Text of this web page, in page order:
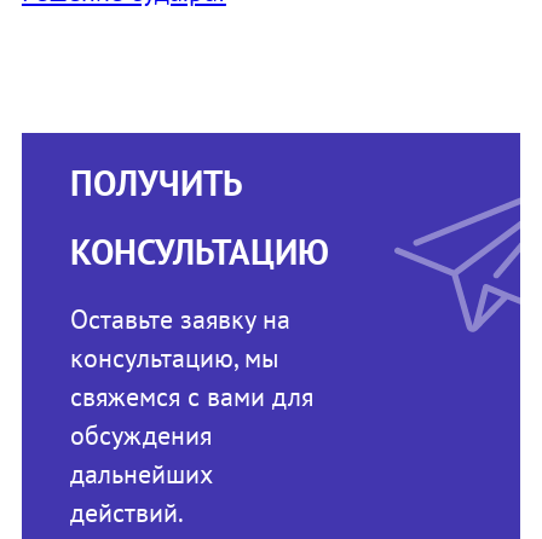
ПОЛУЧИТЬ
КОНСУЛЬТАЦИЮ
Оставьте заявку на
консультацию, мы
свяжемся с вами для
обсуждения
дальнейших
действий.